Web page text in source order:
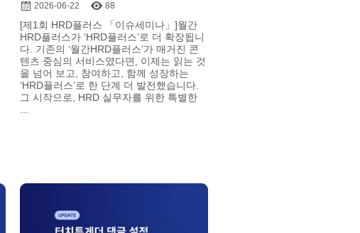
2026-06-22 88
[제1회 HRD플러스 「이슈세미나」]월간
HRD플러스가 ‘HRD플러스’로 더 확장됩니
다. 기존의 ‘월간HRD플러스’가 매거진 콘
텐츠 중심의 서비스였다면, 이제는 읽는 것
을 넘어 보고, 참여하고, 함께 성장하는
‘HRD플러스’로 한 단계 더 발전했습니다.
그 시작으로, HRD 실무자를 위한 특별한